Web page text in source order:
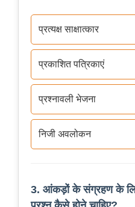
प्रत्यक्ष साक्षात्कार
प्रकाशित पत्रिकाएं
प्रश्नावली भेजना
निजी अवलोकन
3. आंकड़ों के संग्रहण के